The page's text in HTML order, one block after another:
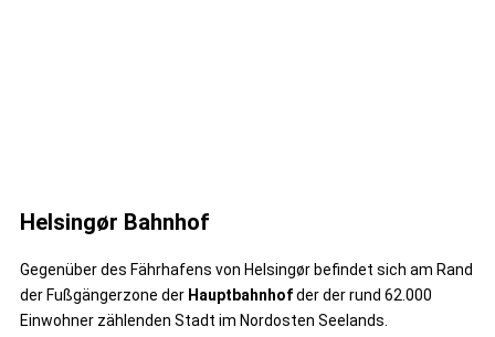
Helsingør Bahnhof
Gegenüber des Fährhafens von Helsingør befindet sich am Rand
der Fußgängerzone der Hauptbahnhofder der rund 62.000
Einwohner zählenden Stadt im Nordosten Seelands.